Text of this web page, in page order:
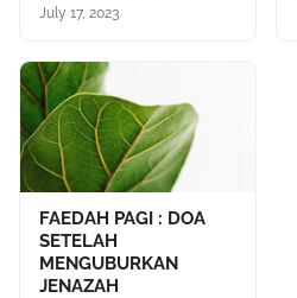
July 17, 2023
FAEDAH PAGI : DOA
SETELAH
MENGUBURKAN
JENAZAH